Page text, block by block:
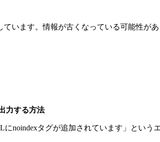
います。情報が古くなっている可能性が
力する方法
noindexタグが追加されています」とい